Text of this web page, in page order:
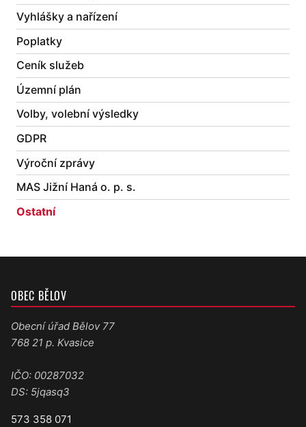
Vyhlášky a nařízení
Poplatky
Ceník služeb
Územní plán
Volby, volební výsledky
GDPR
Výroční zprávy
MAS Jižní Haná o. p. s.
Ostatní
OBEC BĚLOV
Obecní úřad Bělov 77
768 21 p. Kvasice
IČO: 00287032
DS: 5jqasq3
573 358 071